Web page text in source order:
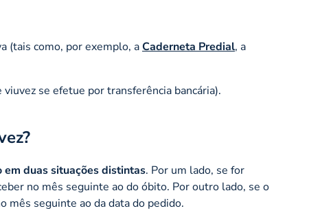
(tais como, por exemplo, aCaderneta Predial, a
se efetue por transferência bancária).
duas situações distintas. Por um lado, se for
no mês seguinte ao do óbito. Por outro lado, se o
mês seguinte ao da data do pedido.